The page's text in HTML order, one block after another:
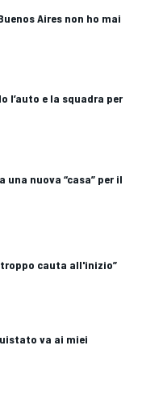
Aires non ho mai
l’auto e la squadra per
una nuova “casa” per il
cauta all'inizio”
va ai miei